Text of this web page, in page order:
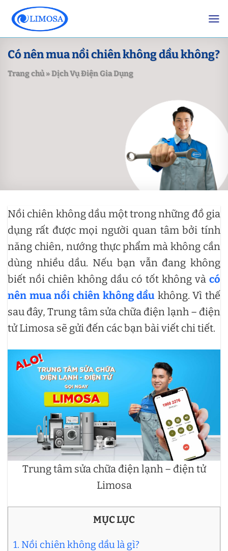
content
Có nên mua nồi chiên không dầu không?
Trang chủ»Dịch Vụ Điện Gia Dụng
Nồi chiên không dầu một trong những đồ gia
dụng rất được mọi người quan tâm bởi tính
năng chiên, nướng thực phẩm mà không cần
dùng nhiều dầu. Nếu bạn vẫn đang không
biết nồi chiên không dầu có tốt không và có
nên mua nồi chiên không dầu không. Vì thế
sau đây, Trung tâm sửa chữa điện lạnh – điện
tử Limosa sẽ gửi đến các bạn bài viết chi tiết.
Trung tâm sửa chữa điện lạnh – điện tử
Limosa
MỤC LỤC
1. Nồi chiên không dầu là gì?